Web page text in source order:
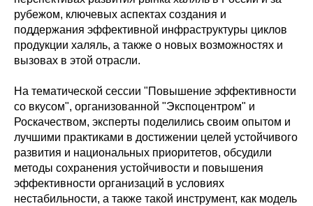
рубежом, ключевых аспектах создания и
поддержания эффективной инфраструктуры циклов
продукции халяль, а также о новых возможностях и
вызовах в этой отрасли.
На тематической сессии "Повышение эффективности
со вкусом", организованной "Экспоцентром" и
Роскачеством, эксперты поделились своим опытом и
лучшими практиками в достижении целей устойчивого
развития и национальных приоритетов, обсудили
методы сохранения устойчивости и повышения
эффективности организаций в условиях
нестабильности, а также такой инструмент, как модель